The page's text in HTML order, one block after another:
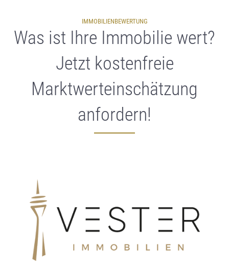
IMMOBILIENBEWERTUNG
Was ist Ihre Immobilie wert?
Jetzt kostenfreie
Marktwerteinschätzung
anfordern!